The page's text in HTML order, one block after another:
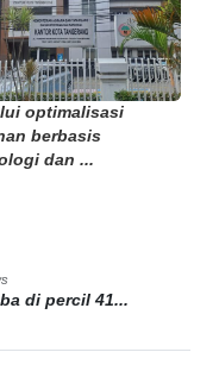
optimalisasi
berbasis
dan ...
di percil 41...